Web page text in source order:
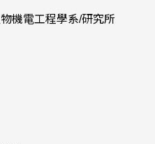
機電工程學系/研究所